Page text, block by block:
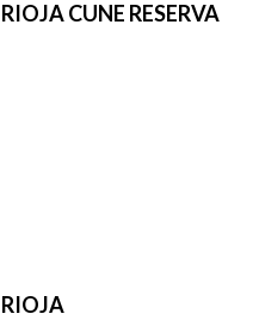
RIOJA CUNE RESERVA
RIOJA